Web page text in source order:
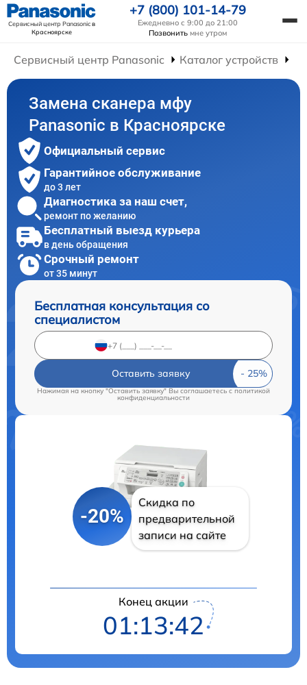
Сервисный центр Panasonicв
Красноярске
+7 (800) 101-14-79
Ежедневно с 9:00 до 21:00
Позвонить мне утром
Сервисный центр Panasonic Каталог устройств
Замена сканера мфу
Panasonic в Красноярске
Официальный сервис
Гарантийное обслуживание
до 3 лет
Диагностика за наш счет,
ремонт по желанию
Бесплатный выезд курьера
в день обращения
Срочный ремонт
от 35 минут
Бесплатная консультация со
специалистом
Оставить заявку
Нажимая на кнопку "Оставить заявку" Вы соглашаетесь cполитикой
конфиденциальности
-20%
Скидка по
предварительной
записи на сайте
Конец акции
01:13:41